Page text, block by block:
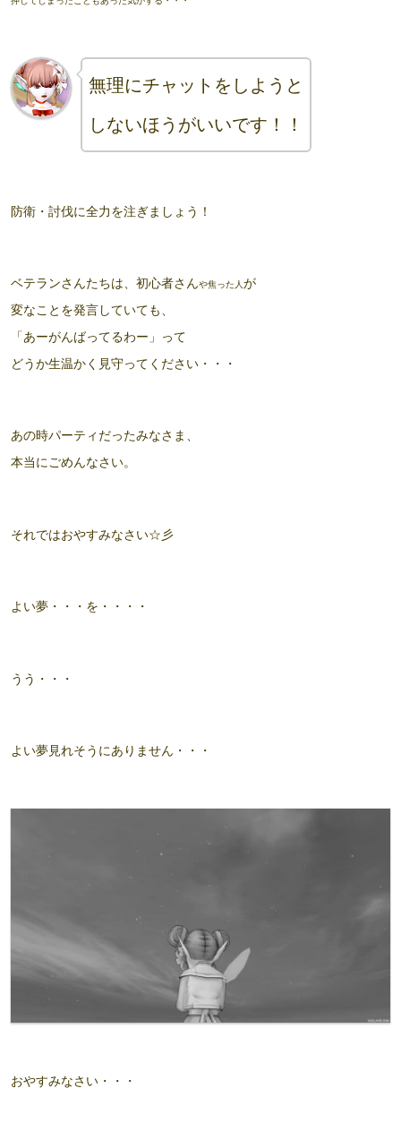
無理にチャットをしようと
しないほうがいいです！！
防衛・討伐に全力を注ぎましょう！
ベテランさんたちは、初心者さんや焦った人 が
変なことを発言していても、
「あーがんばってるわー」って
どうか生温かく見守ってください・・・
あの時パーティだったみなさま、
本当にごめんなさい。
それではおやすみなさい☆彡
よい夢・・・を・・・・
うう・・・
よい夢見れそうにありません・・・
おやすみなさい・・・